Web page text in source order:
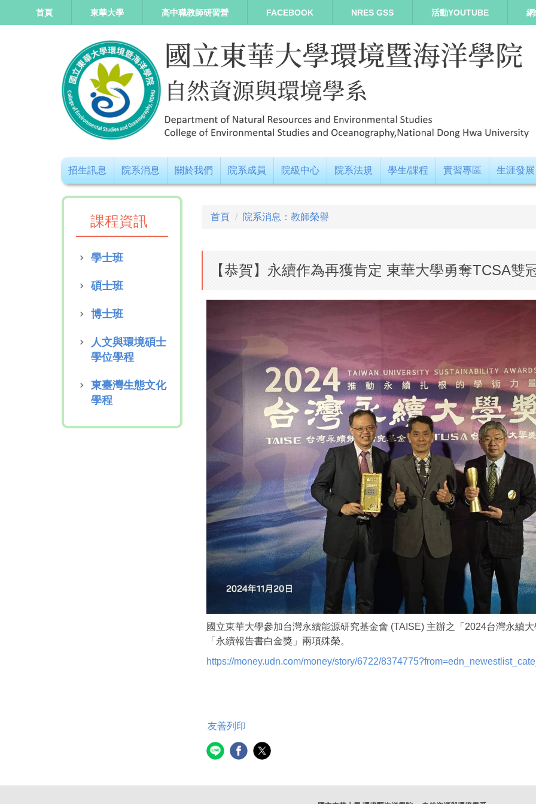
到
首頁 東華大學 高中職教師研習營 FACEBOOK NRES GSS 活動YOUTUBE
招生訊息 院系消息 關於我們 院系成員 院級中心 院系法規 學生/課程 實習專區 生涯發展
課程資訊
學士班
碩士班
博士班
人文與環境碩士
學位學程
東臺灣生態文化
學程
首頁 院系消息：教師榮譽
【恭賀】永續作為再獲肯定 東華大學勇奪TCSA雙
國立東華大學參加台灣永續能源研究基金會 (TAISE) 主辦之「2024台灣永續
「永續報告書白金獎」兩項殊榮。
https://money.udn.com/money/story/6722/
友善列印